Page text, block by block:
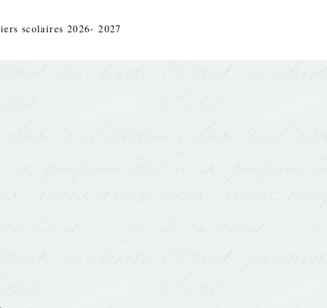
scolaires 2026- 2027